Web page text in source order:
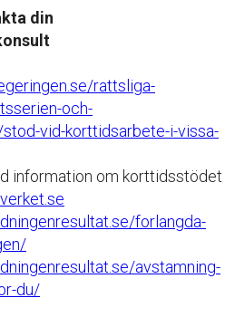
din
rattsliga-
och-
vid-korttidsarbete-i-vissa-
information om korttidsstödet
forlangda-
avstamning-
du/